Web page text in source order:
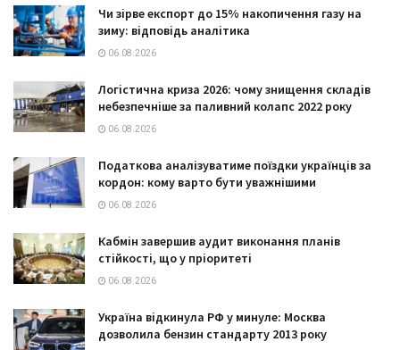
Чи зірве експорт до 15% накопичення газу на
зиму: відповідь аналітика
06.08.2026
Логістична криза 2026: чому знищення складів
небезпечніше за паливний колапс 2022 року
06.08.2026
Податкова аналізуватиме поїздки українців за
кордон: кому варто бути уважнішими
06.08.2026
Кабмін завершив аудит виконання планів
стійкості, що у пріоритеті
06.08.2026
Україна відкинула РФ у минуле: Москва
дозволила бензин стандарту 2013 року